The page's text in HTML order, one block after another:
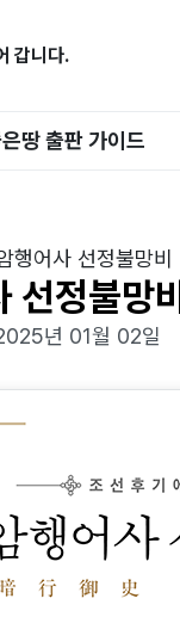
갑니다.
땅 출판 가이드
행어사 선정불망비
선정불망비
년 01월 02일